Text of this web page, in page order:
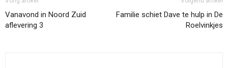
Vanavond in Noord Zuid
aflevering 3
Familie schiet Dave te hulp in De
Roelvinkjes